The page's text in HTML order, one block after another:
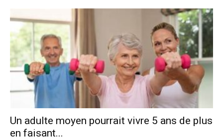
Un adulte moyen pourrait vivre 5 ans de plus
en faisant...